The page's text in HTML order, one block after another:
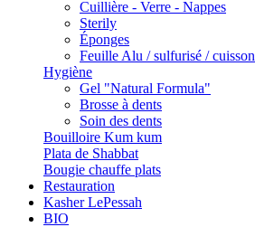
Cuillière - Verre - Nappes
Sterily
Éponges
Feuille Alu / sulfurisé / cuisson
Hygiène
Gel "Natural Formula"
Brosse à dents
Soin des dents
Bouilloire Kum kum
Plata de Shabbat
Bougie chauffe plats
Restauration
Kasher LePessah
BIO